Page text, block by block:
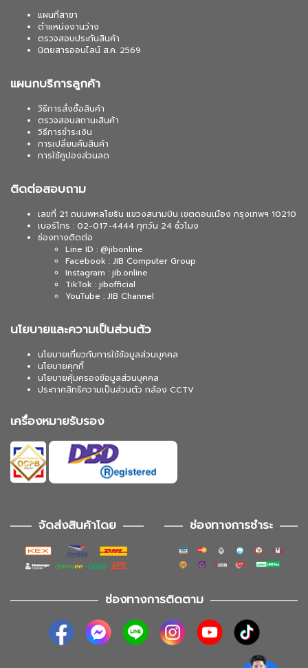
แผนที่สาขา
ตำแหน่งงานว่าง
ตรวจสอบประกันสินค้า
นิตยสารออนไลน์ ส.ค. 2569
แผนกบริการลูกค้า
วิธีการสั่งซื้อสินค้า
ตรวจสอบสถานะสินค้า
วิธีการชำระเงิน
การเปลี่ยนคืนสินค้า
การใช้คูปองส่วนลด
ติดต่อสอบถาม
เลขที่ 21 ถนนพหลโยธิน แขวงสนามบิน เขตดอนเมือง กรุงเทพฯ 10210
เบอร์โทร : 02-017-4444 ทุกวัน 24 ชั่วโมง
ช่องทางติดต่อ
Line ID : @jibonline
Facebook : JIB Computer Group
Instagram : jib.online
TikTok : jibofficial
YouTube : JIB Channel
นโยบายและความเป็นส่วนตัว
นโยบายเกี่ยวกับการใช้ข้อมูลส่วนบุคคล
นโยบายคุกกี้
นโยบายคุ้มครองข้อมูลส่วนบุคคล
ประกาศสิทธิความเป็นส่วนตัว กล้อง CCTV
เครื่องหมายรับรอง
จัดส่งสินค้าโดย ช่องทางการชำระ
ช่องทางการติดตาม